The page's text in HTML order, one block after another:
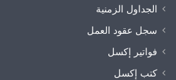
الجداول الزمنية
سجل عقود العمل
فواتير إكسل
كتب إكسل